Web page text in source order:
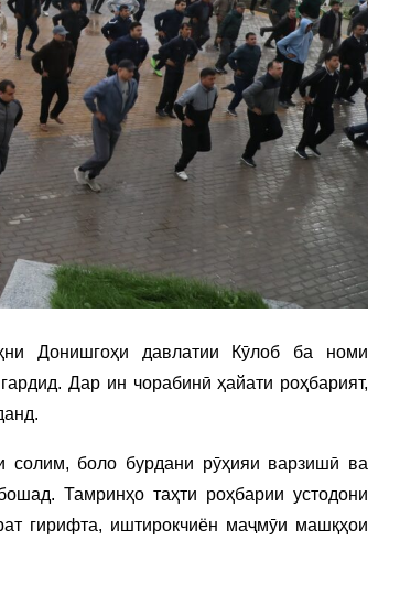
Донишгоҳи давлатии Кӯлоб ба номи
Дар ин чорабинӣ ҳайати роҳбарият,
солим, боло бурдани рӯҳияи варзишӣ ва
Тамринҳо таҳти роҳбарии устодони
гирифта, иштирокчиён маҷмӯи машқҳои